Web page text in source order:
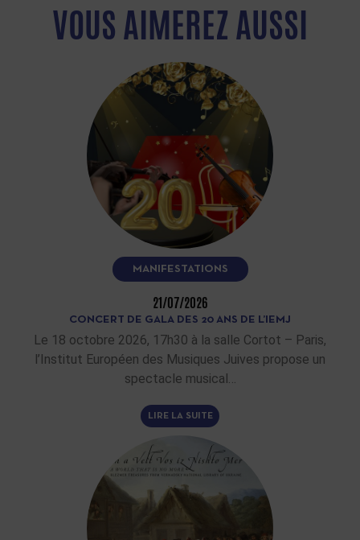
VOUS AIMEREZ AUSSI
MANIFESTATIONS
21/07/2026
CONCERT DE GALA DES 20 ANS DE L’IEMJ
Le 18 octobre 2026, 17h30 à la salle Cortot – Paris,
l’Institut Européen des Musiques Juives propose un
spectacle musical…
LIRE LA SUITE